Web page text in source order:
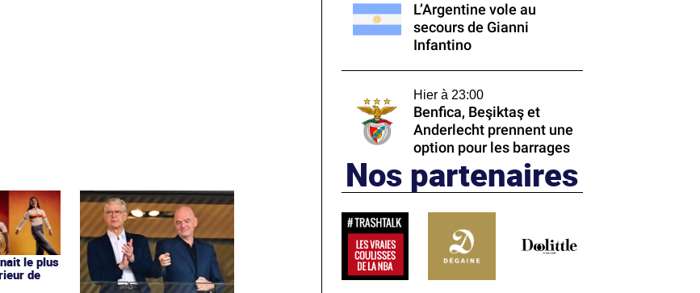
le plus
de
L’Argentine vole au
secours de Gianni
Infantino
Hier à 23:00
Benfica, Beşiktaş et
Anderlecht prennent une
option pour les barrages
Nos partenaires